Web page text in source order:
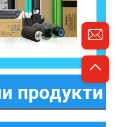
продукти